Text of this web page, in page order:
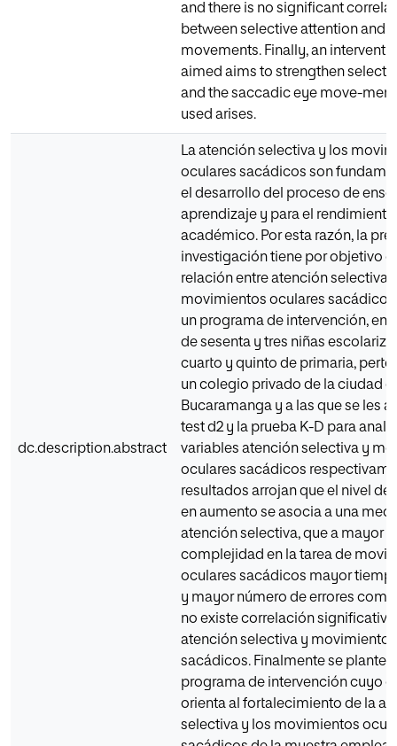
and there is no significant
between selective attention and
movements. Finally, an
aimed aims to strengthen
and the saccadic eye move-
used arises.
dc.description.abstract
La atención selectiva y los
oculares sacádicos son
el desarrollo del proceso de
aprendizaje y para el rendimiento
académico. Por esta razón, la
investigación tiene por objetivo
relación entre atención selectiva
movimientos oculares
un programa de intervención, en
de sesenta y tres niñas
cuarto y quinto de primaria,
un colegio privado de la ciudad
Bucaramanga y a las que se les
test d2 y la prueba K-D para
variables atención selectiva y
oculares sacádicos
resultados arrojan que el nivel
en aumento se asocia a una
atención selectiva, que a mayor
complejidad en la tarea de
oculares sacádicos mayor
y mayor número de errores
no existe correlación significativa
atención selectiva y
sacádicos. Finalmente se plantea
programa de intervención cuyo
orienta al fortalecimiento de la
selectiva y los movimientos